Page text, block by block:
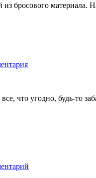
туалетных
бросового материала.
к
туалетной
что угодно, будь-то